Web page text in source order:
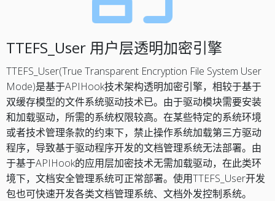
TTEFS_User 用户层透明加密引擎
TTEFS_User(True Transparent Encryption File System User
Mode)是基于APIHook技术架构透明加密引擎，相较于基于
双缓存模型的文件系统驱动技术已。由于驱动模块需要安装
和加载驱动，所需的系统权限较高。在某些特定的系统环境
或者技术管理条款的约束下，禁止操作系统加载第三方驱动
程序，导致基于驱动程序开发的文档管理系统无法部署。由
于基于APIHook的应用层加密技术无需加载驱动，在此类环
境下，文档安全管理系统可正常部署。使用TTEFS_User开发
包也可快速开发各类文档管理系统、文档外发控制系统。